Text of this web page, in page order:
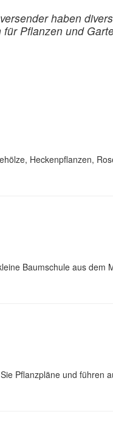
haben
Pflanzen und
Heckenpflanzen,
Baumschule aus dem
Pflanzpläne und führen